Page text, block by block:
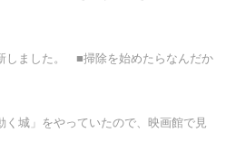
しました。 ■掃除を始めたらなんだか
城」をやっていたので、映画館で見